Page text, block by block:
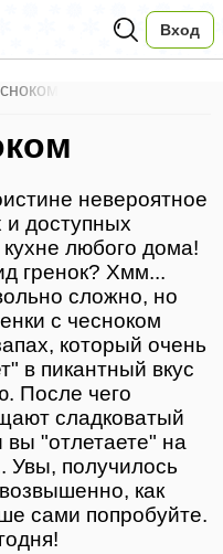
Вход
невероятное
доступных
любого дома!
гренок? Хмм...
сложно, но
с чесноком
который очень
в пикантный вкус
После чего
сладковатый
вы "отлетаете" на
Увы, получилось
как
сами попробуйте.